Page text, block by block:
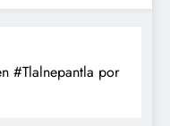
#Tlalnepantla por